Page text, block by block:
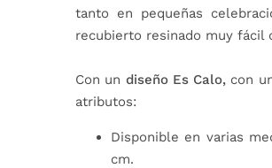
tanto en pequeñas
recubierto resinado muy fácil
Con un diseño Es Calo, con
atributos:
Disponible en varias
cm.